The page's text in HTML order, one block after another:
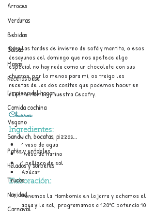
Arroces
Verduras
Bebidas
Salsas
Masas
Recetas base
Limpieza del hogar
Comida cochina
Vegano
Sandwich, bocatas, pizzas...
Patés y untables
Helados y sorbetes
Trucos
Navidad
Carnaval
Para las tardes de invierno de sofá y mantita, o esos
desayunos del domingo que nos apetece algo
especial no hay nada como un chocolate con sus
churros, por lo menos para mi, os traigo las
recetas de las dos cositas que podemos hacer en
nuestra Mambo y nuestra Cecofry.
Churros:
Ingredientes:
1 vaso de agua
1 vaso de harina
1 pellizco de sal
Azúcar
Elaboración:
Ponemos la Mambomix en la jarra y echamos el
agua y la sal, programamos a 120ºC potencia 10